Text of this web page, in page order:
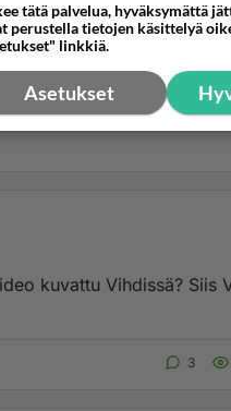
Vihdissä? Siis Vihdin
3
tätä palvelua, hyväksymättä
perustella tietojen käsittelyä
linkkiä.
Asetukset